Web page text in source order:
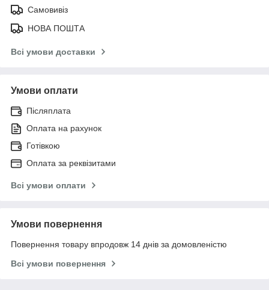
Самовивіз
НОВА ПОШТА
Всі умови доставки
Умови оплати
Післяплата
Оплата на рахунок
Готівкою
Оплата за реквізитами
Всі умови оплати
Умови повернення
Повернення товару впродовж 14 днів за домовленістю
Всі умови повернення